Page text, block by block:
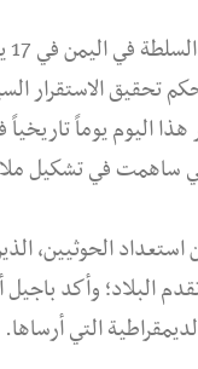
تحقيق الاستقرار
في 22 مايو 1990؛ يعتبر
ساهمت في تشكيل
الحوثيين،
البلاد؛ وأكد
التي أرساها.